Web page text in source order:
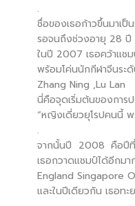
.
ชื่อของเธอก้าวขึ้นมาเ
รอจนถึงช่วงอายุ 28 ปี
ในปี 2007 เธอคว้าแช
พร้อมโค่นนักกีฬาจีน
Zhang Ning ,Lu Lan
นี่คือจุดเริ่มต้นของการป
“หญิงเดี่ยวยุโรปคนนี้
.
จากนั้นปี 2008 คือปีที่
เธอกวาดแชมป์ได้อีก
England Singapore
และในปีเดียวกัน เธอท